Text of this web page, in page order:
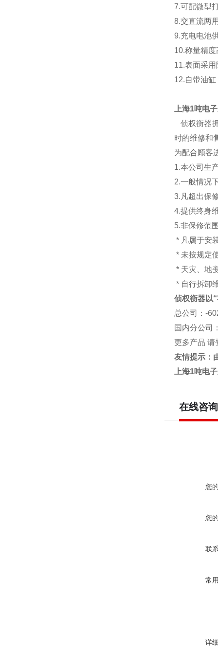
7.可配微型
8.交直流两
9.充电电池
10.称量精度
11.表面采
12.自带油
上海1吨电
侦权衡器
时的维修和
为配合顾客
1.本公司生
2.一般情况
3.凡超出保
4.提供终身
5.非保修范
* 凡属于安
* 未按规定
* 天灾、地
* 自行拆卸
侦权衡器以
总公司
：-
国内分公司
更多产品 请
友情提示：
上海1吨电
在线咨询
您
您
联
常
详